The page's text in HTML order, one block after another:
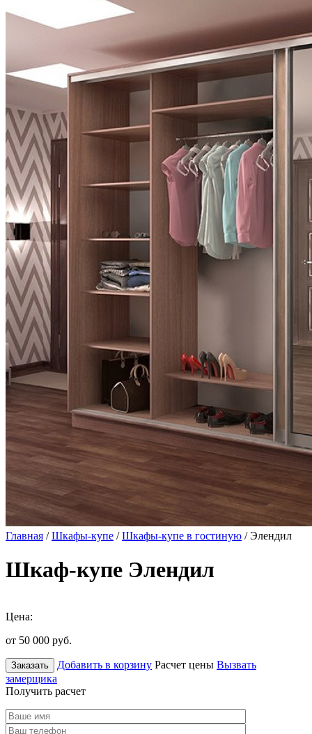
Главная /Шкафы-купе /Шкафы-купе в гостиную / Элендил
Шкаф-купе Элендил
Цена:
от 50 000 руб.
Заказать Добавить в корзину Расчет цены Вызвать
замерщика
Получить расчет